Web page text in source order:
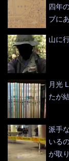
四年
ブに
山に
月光
たが
派手
いる
が取